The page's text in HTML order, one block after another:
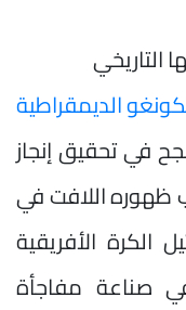
التاريخي
الديمقراطية
في تحقيق إنجاز
إلى دور الـ32، عقب ظهوره اللافت في
الكرة الأفريقية
في صناعة مفاجأة